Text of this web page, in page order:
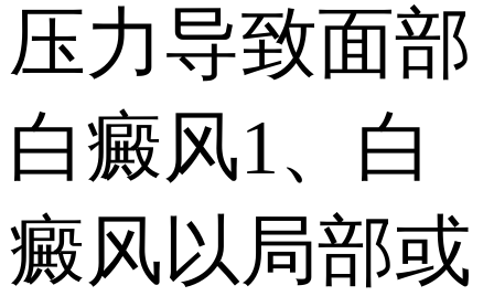
压力导致面部
白癜风1、白
癜风以局部或